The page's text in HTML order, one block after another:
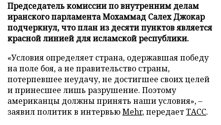
Председатель комиссии по внутренним делам
иранского парламента Мохаммад Салех Джокар
подчеркнул, что план из десяти пунктов является
красной линией для исламской республики.
«Условия определяет страна, одержавшая победу
на поле боя, а не правительство страны,
потерпевшее неудачу, не достигшее своих целей
и принесшее лишь разрушение. Поэтому
американцы должны принять наши условия», –
заявил политик в интервьюMehr, передаетТАСС.